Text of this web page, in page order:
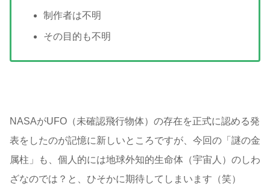
制作者は不明
その目的も不明
NASAがUFO（未確認飛行物体）の存在を正式に認める発
表をしたのが記憶に新しいところですが、今回の「謎の金
属柱」も、個人的には地球外知的生命体（宇宙人）のしわ
ざなのでは？と、ひそかに期待してしまいます（笑）